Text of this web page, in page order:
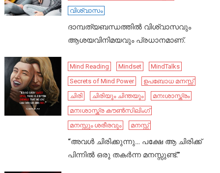
വിശ്വാസം
ദാമ്പത്യബന്ധത്തിൽ വിശ്വാസവും
ആശയവിനിമയവും പ്രധാനമാണ്.
Mind Reading Mindset
MindTalks
Secrets of Mind Power
ഉപബോധ മനസ്സ്
ചിരി
ചിരിയും ചിന്തയും
മനഃശാസ്ത്രം
മനഃശാസ്ത്ര കൗൺസിലിംഗ്
മനസ്സും ശരീരവും
മനസ്സ്
“അവൾ ചിരിക്കുന്നു… പക്ഷേ ആ ചിരിക്ക്
പിന്നിൽ ഒരു തകർന്ന മനസ്സുണ്ട്.”